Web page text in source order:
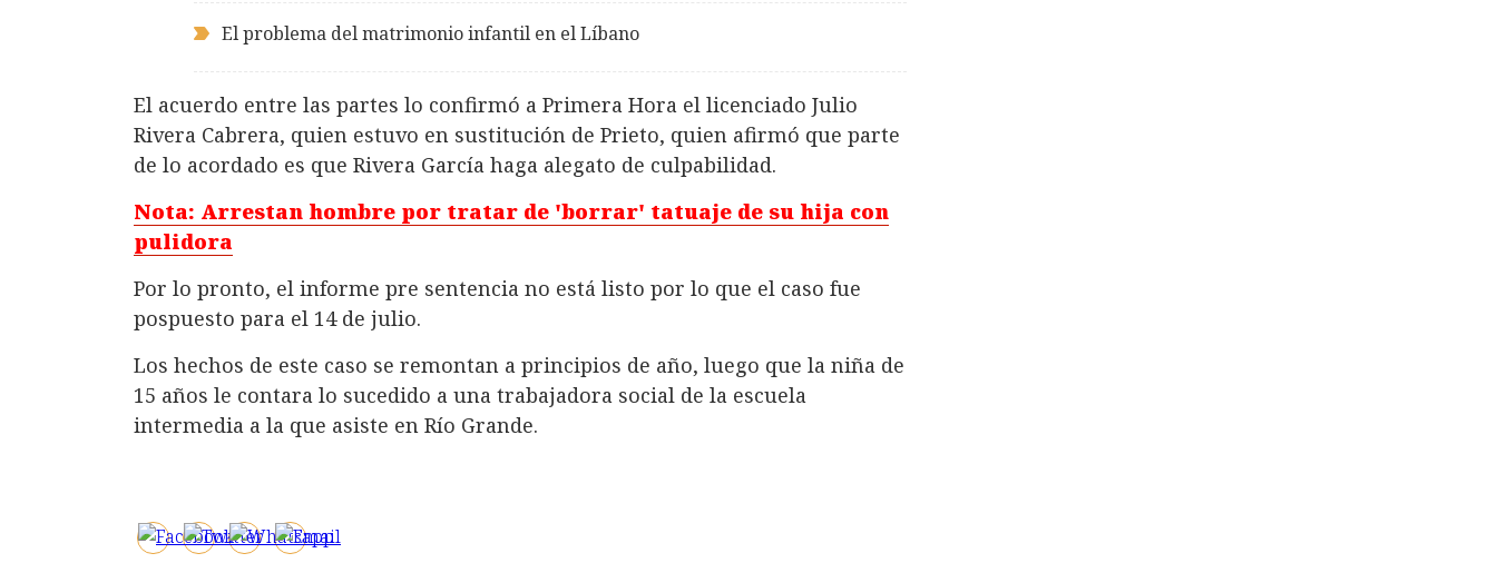
El problema del matrimonio infantil en el Líbano
El acuerdo entre las partes lo confirmó a Primera Hora el licenciado Julio
Rivera Cabrera, quien estuvo en sustitución de Prieto, quien afirmó que parte
de lo acordado es que Rivera García haga alegato de culpabilidad.
Nota: Arrestan hombre por tratar de 'borrar' tatuaje de su hija con
pulidora
Por lo pronto, el informe pre sentencia no está listo por lo que el caso fue
pospuesto para el 14 de julio.
Los hechos de este caso se remontan a principios de año, luego que la niña de
15 años le contara lo sucedido a una trabajadora social de la escuela
intermedia a la que asiste en Río Grande.